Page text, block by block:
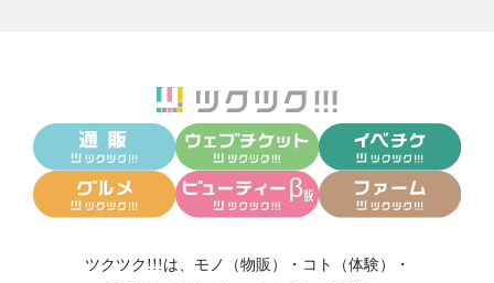
ツクツク!!!は、 モノ（物販） ・ コト（体験）
・